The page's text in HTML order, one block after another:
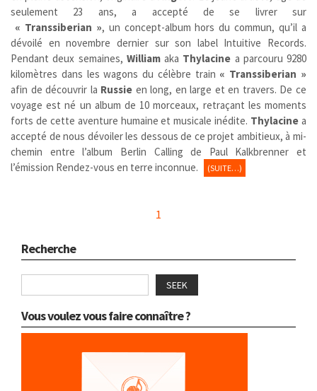
seulement 23 ans, a accepté de se livrer sur
« Transsiberian », un concept-album hors du commun, qu’il a
dévoilé en novembre dernier sur son label Intuitive Records.
Pendant deux semaines, Williamaka Thylacine a parcouru 9280
kilomètres dans les wagons du célèbre train « Transsiberian »
afin de découvrir la Russie en long, en large et en travers. De ce
voyage est né un album de 10 morceaux, retraçant les moments
forts de cette aventure humaine et musicale inédite. Thylacine a
accepté de nous dévoiler les dessous de ce projet ambitieux, à mi-
chemin entre l’album Berlin Calling de Paul Kalkbrenner et
l’émission Rendez-vous en terre inconnue.
(SUITE…)
1
Recherche
SEEK
Vous voulez vous faire connaître ?